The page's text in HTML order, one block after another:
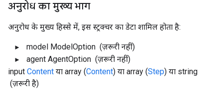
अनुरोध का मुख्य भाग
अनुरोध के मुख्य हिस्से में, इस स्ट्रक्चर का डेटा शामिल होता है:
model ModelOption (ज़रूरी नहीं)
agent AgentOption (ज़रूरी नहीं)
input Content या array (Content) या array (Step) या string
(ज़रूरी है)